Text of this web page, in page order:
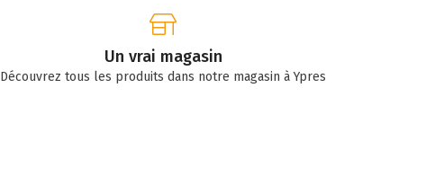
Un vrai magasin
Découvrez tous les produits dans notre magasin à Ypres